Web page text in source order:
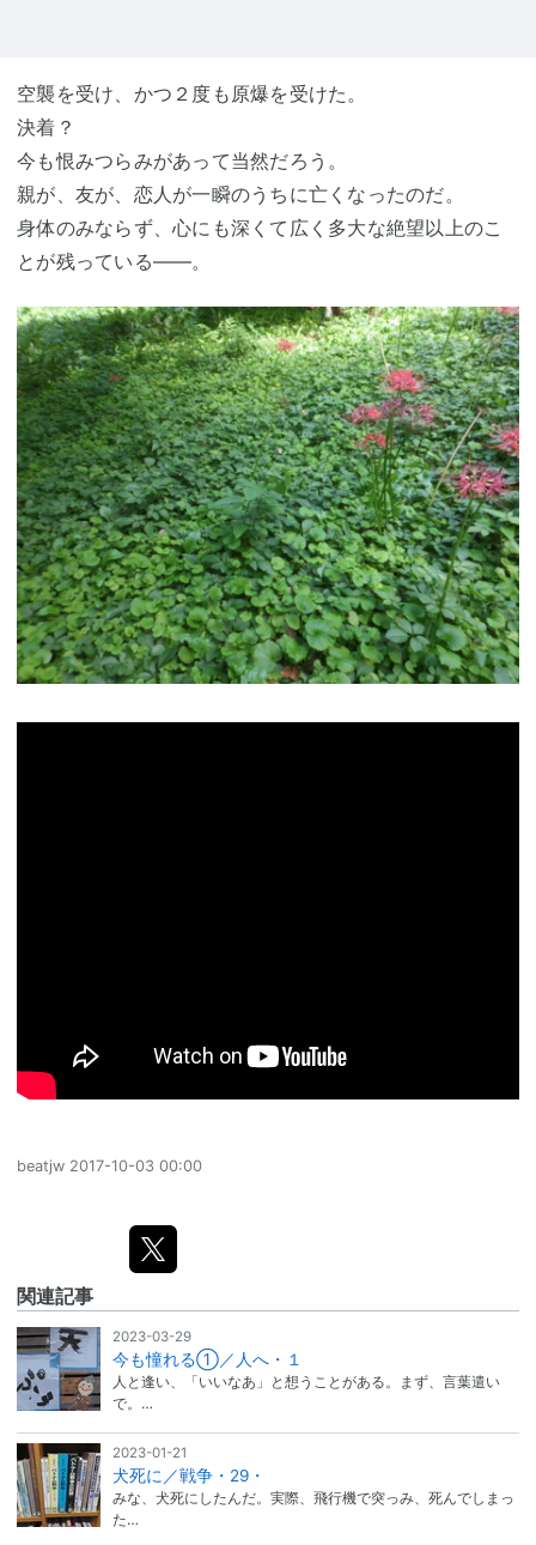
空襲を受け、かつ２度も原爆を受けた。
決着？
今も恨みつらみがあって当然だろう。
親が、友が、恋人が一瞬のうちに亡くなったのだ。
身体のみならず、心にも深くて広く多大な絶望以上のこ
とが残っている――。
beatjw 2017-10-03 00:00
関連記事
2023-03-29
今も憧れる①／人へ・１
人と逢い、「いいなあ」と想うことがある。まず、言葉遣い
で。…
2023-01-21
犬死に／戦争・29・
みな、犬死にしたんだ。実際、飛行機で突っみ、死んでしまっ
た…